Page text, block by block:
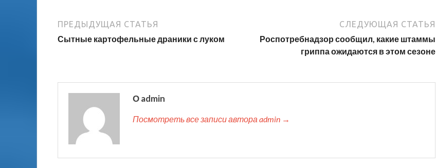
ПРЕДЫДУЩАЯ СТАТЬЯ
Сытные картофельные драники с луком
СЛЕДУЮЩАЯ СТАТЬЯ
Роспотребнадзор сообщил, какие штаммы
гриппа ожидаются в этом сезоне
О admin
Посмотреть все записи автора admin →